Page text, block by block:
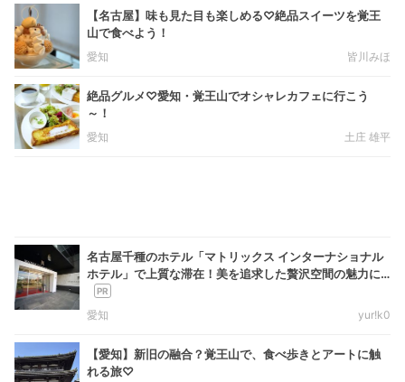
【名古屋】味も見た目も楽しめる♡絶品スイーツを覚王
山で食べよう！
愛知 皆川みほ
絶品グルメ♡愛知・覚王山でオシャレカフェに行こう
～！
愛知 土庄 雄平
名古屋千種のホテル「マトリックス インターナショナル
ホテル」で上質な滞在！美を追求した贅沢空間の魅力に
迫る
愛知 yur!k0
【愛知】新旧の融合？覚王山で、食べ歩きとアートに触
れる旅♡